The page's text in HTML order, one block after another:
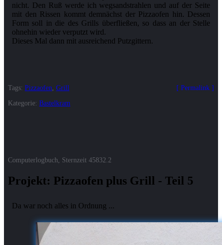
nicht. Den Ruß werde ich wegsandstrahlen und auf der Seite
mit den Rissen kommt demnächst der Pizzaofen hin. Dessen
Form soll in die des Grills überfließen, so dass an der Stelle
ohnehin wieder verputzt wird.
Permalink
Tags: Pizzaofen Grill
Kategorie: Bastelkram
Computerlogbuch, Sternzeit 45832.2
Projekt: Pizzaofen plus Grill - Teil 5